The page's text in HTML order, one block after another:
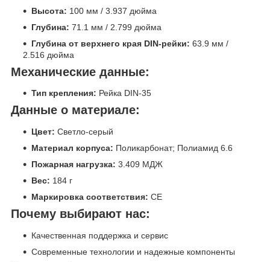
Высота: 100 мм / 3.937 дюйма
Глубина: 71.1 мм / 2.799 дюйма
Глубина от верхнего края DIN-рейки: 63.9 мм /
2.516 дюйма
Механические данные:
Тип крепления: Рейка DIN-35
Данные о материале:
Цвет: Светло-серый
Материал корпуса: Поликарбонат; Полиамид 6.6
Пожарная нагрузка: 3.409 МДЖ
Вес: 184 г
Маркировка соответствия: CE
Почему выбирают нас:
Качественная поддержка и сервис
Современные технологии и надежные компоненты